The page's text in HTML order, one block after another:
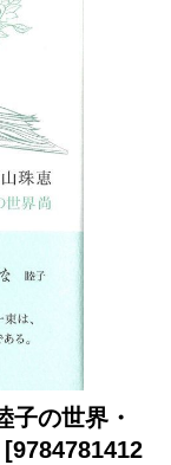
の世界・
[9784781412